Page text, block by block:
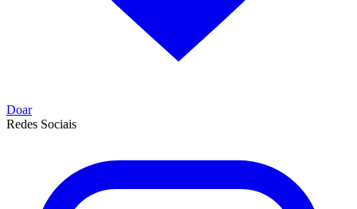
Doar
Redes Sociais